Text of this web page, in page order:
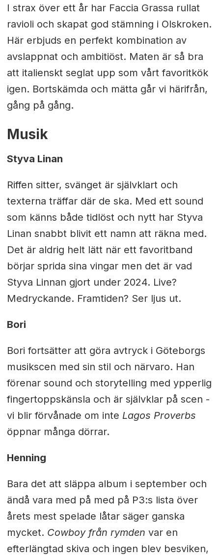
I strax över ett år har Faccia Grassa rullat
ravioli och skapat god stämning i Olskroken.
Här erbjuds en perfekt kombination av
avslappnat och ambitiöst. Maten är så bra
att italienskt seglat upp som vårt favoritkök
igen. Bortskämda och mätta går vi härifrån,
gång på gång.
Musik
Styva Linan
Riffen sitter, svänget är självklart och
texterna träffar där de ska. Med ett sound
som känns både tidlöst och nytt har Styva
Linan snabbt blivit ett namn att räkna med.
Det är aldrig helt lätt när ett favoritband
börjar sprida sina vingar men det är vad
Styva Linnan gjort under 2024. Live?
Medryckande. Framtiden? Ser ljus ut.
Bori
Bori fortsätter att göra avtryck i Göteborgs
musikscen med sin stil och närvaro. Han
förenar sound och storytelling med ypperlig
fingertoppskänsla och är självklar på scen -
vi blir förvånade om inte Lagos Proverbs
öppnar många dörrar.
Henning
Bara det att släppa album i september och
ändå vara med på med på P3:s lista över
årets mest spelade låtar säger ganska
mycket. Cowboy från rymden var en
efterlängtad skiva och ingen blev besviken,